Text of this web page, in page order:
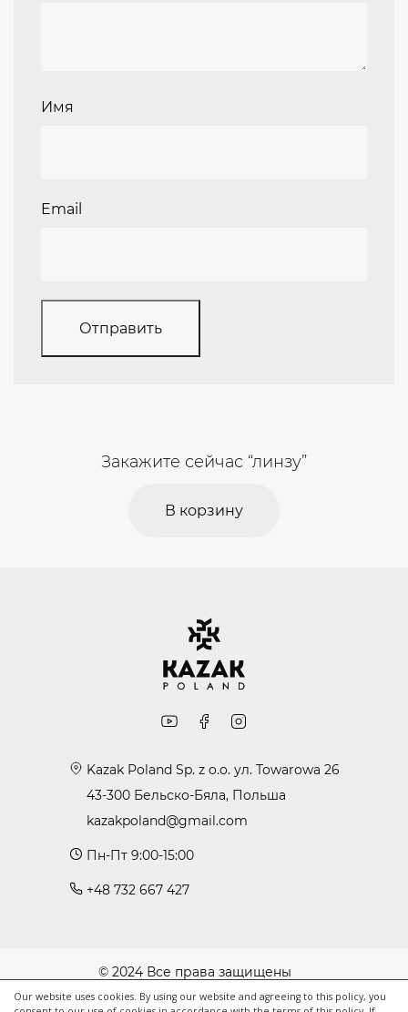
Our website uses cookies. By using our website and agreeing to this policy, you
Имя
Email
Закажите сейчас “линзу”
В корзину
Kazak Poland Sp. z o.o. ул. Towarowa 26
43-300 Бельско-Бяла, Польша
kazakpoland@gmail.com
Пн-Пт 9:00-15:00
+48 732 667 427
© 2024 Все права защищены
Политика cookie